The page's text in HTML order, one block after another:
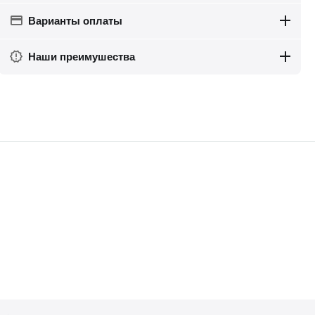
Варианты оплаты
Наши преимушества